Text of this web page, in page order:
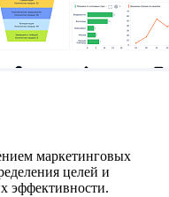
маркетинговых
целей и
эффективности.